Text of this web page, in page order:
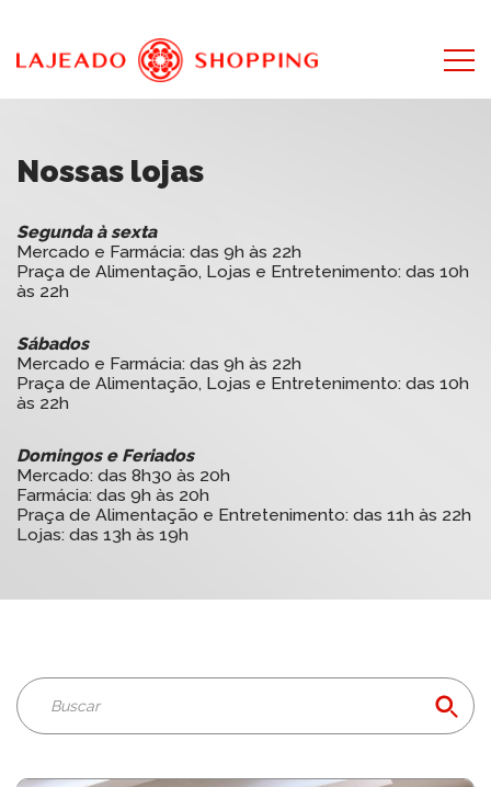
Nossas lojas
Segunda à sexta
Mercado e Farmácia: das 9h às 22h
Praça de Alimentação, Lojas e Entretenimento: das 10h
às 22h
Sábados
Mercado e Farmácia: das 9h às 22h
Praça de Alimentação, Lojas e Entretenimento: das 10h
às 22h
Domingos e Feriados
Mercado: das 8h30 às 20h
Farmácia: das 9h às 20h
Praça de Alimentação e Entretenimento: das 11h às 22h
Lojas: das 13h às 19h